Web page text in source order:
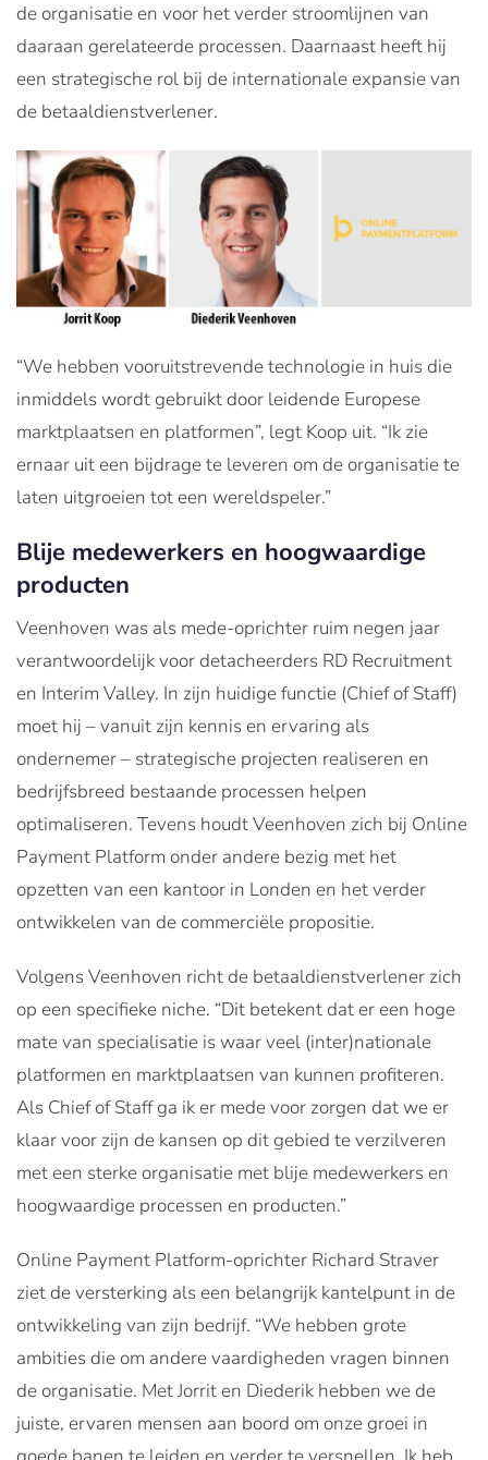
de organisatie en voor het verder stroomlijnen van
daaraan gerelateerde processen. Daarnaast heeft hij
een strategische rol bij de internationale expansie van
de betaaldienstverlener.
“We hebben vooruitstrevende technologie in huis die
inmiddels wordt gebruikt door leidende Europese
marktplaatsen en platformen”, legt Koop uit. “Ik zie
ernaar uit een bijdrage te leveren om de organisatie te
laten uitgroeien tot een wereldspeler.”
Blije medewerkers en hoogwaardige
producten
Veenhoven was als mede-oprichter ruim negen jaar
verantwoordelijk voor detacheerders RD Recruitment
en Interim Valley. In zijn huidige functie (Chief of Staff)
moet hij – vanuit zijn kennis en ervaring als
ondernemer – strategische projecten realiseren en
bedrijfsbreed bestaande processen helpen
optimaliseren. Tevens houdt Veenhoven zich bij Online
Payment Platform onder andere bezig met het
opzetten van een kantoor in Londen en het verder
ontwikkelen van de commerciële propositie.
Volgens Veenhoven richt de betaaldienstverlener zich
op een specifieke niche. “Dit betekent dat er een hoge
mate van specialisatie is waar veel (inter)nationale
platformen en marktplaatsen van kunnen profiteren.
Als Chief of Staff ga ik er mede voor zorgen dat we er
klaar voor zijn de kansen op dit gebied te verzilveren
met een sterke organisatie met blije medewerkers en
hoogwaardige processen en producten.”
Online Payment Platform-oprichter Richard Straver
ziet de versterking als een belangrijk kantelpunt in de
ontwikkeling van zijn bedrijf. “We hebben grote
ambities die om andere vaardigheden vragen binnen
de organisatie. Met Jorrit en Diederik hebben we de
juiste, ervaren mensen aan boord om onze groei in